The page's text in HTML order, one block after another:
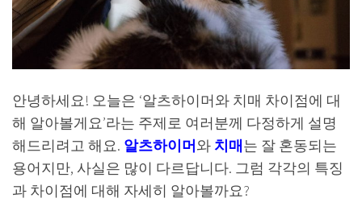
안녕하세요! 오늘은 ‘알츠하이머와 치매 차이점에 대
해 알아볼게요’라는 주제로 여러분께 다정하게 설명
해드리려고 해요. 알츠하이머와 치매는 잘 혼동되는
용어지만, 사실은 많이 다르답니다. 그럼 각각의 특징
과 차이점에 대해 자세히 알아볼까요?